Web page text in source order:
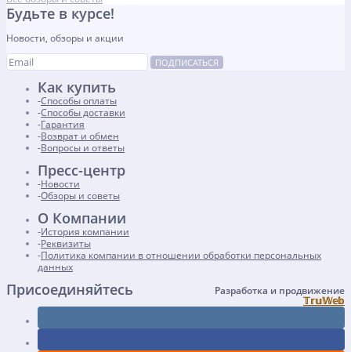
Будьте в курсе!
Новости, обзоры и акции
ПОДПИСАТЬСЯ
Как купить
Способы оплаты
Способы доставки
Гарантия
Возврат и обмен
Вопросы и ответы
Пресс-центр
Новости
Обзоры и советы
О Компании
История компании
Реквизиты
Политика компании в отношении обработки персональных
данных
Присоединяйтесь Разработка и продвижение
𝕋𝕣𝕦𝕎𝕖𝕓